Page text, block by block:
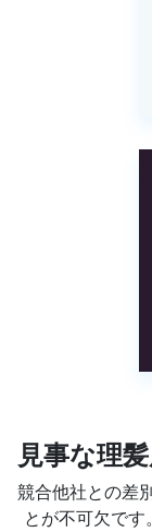
見事な理
競合他社との差
とが不可欠で